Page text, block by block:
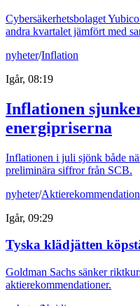
Cybersäkerhetsbolaget
andra kvartalet jämfört med
nyheter/Inflation
Igår, 08:19
Inflationen
energipriserna
Inflationen i juli sjönk både
preliminära siffror från SCB.
nyheter/
Igår, 09:29
Tyska klädjätten
Goldman Sachs sänker
aktierekommendationer.